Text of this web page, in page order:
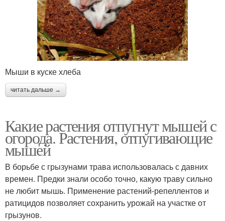
Мыши в куске хлеба
читать дальше →
Какие растения отпугнут мышей с
огорода. Растения, отпугивающие
мышей
В борьбе с грызунами трава использовалась с давних
времен. Предки знали особо точно, какую траву сильно
не любит мышь. Применение растений-репеллентов и
ратицидов позволяет сохранить урожай на участке от
грызунов.